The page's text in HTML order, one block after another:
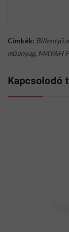
Címkék:
műanyag, MAYAH
Kapcsolodó